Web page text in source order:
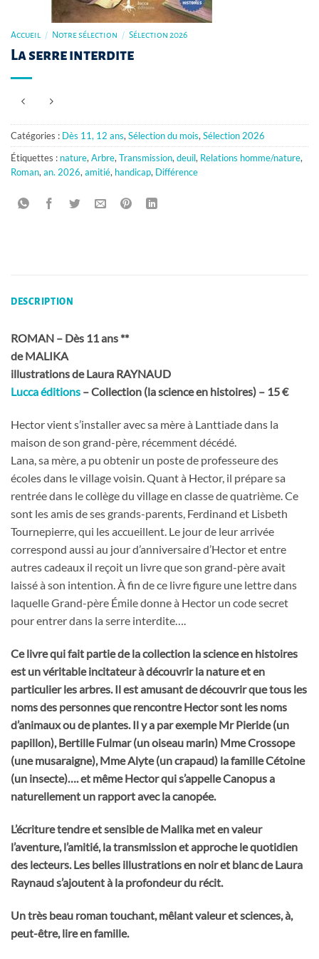
Accueil / Notre sélection / Sélection 2026
La serre interdite
Catégories : Dès 11, 12 ans,Sélection du mois,Sélection 2026
Étiquettes : nature,Arbre,Transmission,deuil, Relations homme/nature,
Roman,an. 2026,amitié, handicap, Différence
DESCRIPTION
ROMAN – Dès 11 ans **
de MALIKA
illustrations de Laura RAYNAUD
Lucca éditions – Collection (la science en histoires) – 15 €
Hector vient s’installer avec sa mère à Lanttiade dans la
maison de son grand-père, récemment décédé.
Lana, sa mère, a pu obtenir un poste de professeure des
écoles dans le village voisin. Quant à Hector, il prépare sa
rentrée dans le collège du village en classe de quatrième. Ce
sont les amis de ses grands-parents, Ferdinand et Lisbeth
Tournepierre, qui les accueillent. Le jour de leur arrivée
correspond aussi au jour d’anniversaire d’Hector et entre
autres cadeaux il reçoit un livre que son grand-père avait
laissé à son intention. À fin de ce livre figure une lettre dans
laquelle Grand-père Émile donne à Hector un code secret
pour entrer dans la serre interdite….
Ce livre qui fait partie de la collection la science en histoires
est un véritable incitateur à découvrir la nature et en
particulier les arbres. Il est amusant de découvrir que tous les
noms des personnes que rencontre Hector sont les noms
d’animaux ou de plantes. Il y a par exemple Mr Pieride (un
papillon), Bertille Fulmar (un oiseau marin) Mme Crossope
(une musaraigne), Mme Alyte (un crapaud) la famille Cétoine
(un insecte)…. et même Hector qui s’appelle Canopus a
naturellement un rapport avec la canopée.
L’écriture tendre et sensible de Malika met en valeur
l’aventure, l’amitié, la transmission et approche le quotidien
des lecteurs. Les belles illustrations en noir et blanc de Laura
Raynaud s’ajoutent à la profondeur du récit.
Un très beau roman touchant, mêlant valeur et sciences, à,
peut-être, lire en famille.